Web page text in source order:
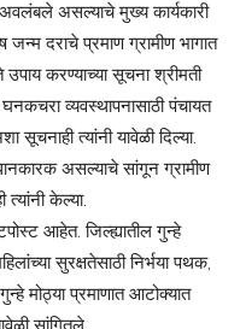
अवलंबले असल्याचे मुख्य कार्यकारी
जन्म दराचे प्रमाण ग्रामीण भागात
करण्याच्या सूचना श्रीमती
व्यवस्थापनासाठी पंचायत
त्यांनी यावेळी दिल्या.
असल्याचे सांगून ग्रामीण
त्यांनी केल्या.
आहेत. जिल्ह्यातील गुन्हे
सुरक्षतेसाठी निर्भया पथक,
मोठ्या प्रमाणात आटोक्यात